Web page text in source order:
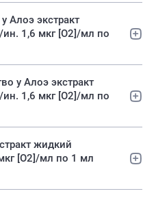
Алоэ экстракт
1,6 мкг [О2]/мл по
у Алоэ экстракт
1,6 мкг [О2]/мл по
жидкий
[О2]/мл по 1 мл